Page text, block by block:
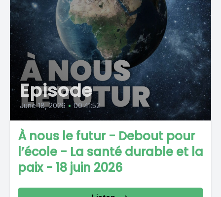
Episode
June 18, 2026 • 00:41:52
À nous le futur - Debout pour
l’école - La santé durable et la
paix - 18 juin 2026